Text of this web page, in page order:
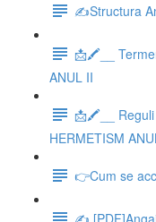
✍Structura
📩🖍__
ANUL II
📩🖍__ Reguli
HERMETISM
👉Cum se
✍